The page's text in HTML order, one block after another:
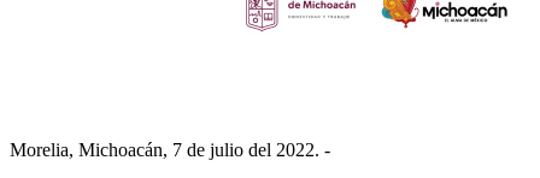
Morelia, Michoacán, 7 de julio del 2022. -